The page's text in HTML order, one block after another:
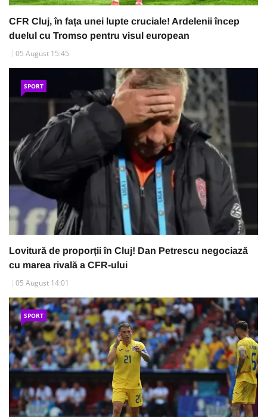
CFR Cluj, în fața unei lupte cruciale! Ardelenii încep
duelul cu Tromso pentru visul european
05 August 15:45
SPORT
Lovitură de proporții în Cluj! Dan Petrescu negociază
cu marea rivală a CFR-ului
05 August 14:01
SPORT